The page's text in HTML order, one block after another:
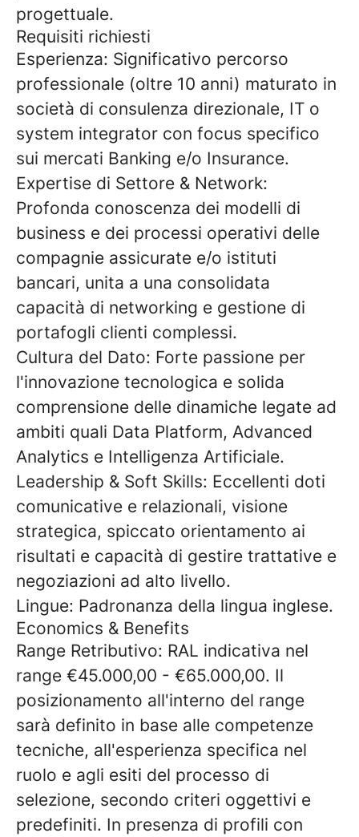
progettuale.
Requisiti richiesti
Esperienza: Significativo percorso
professionale (oltre 10 anni) maturato in
società di consulenza direzionale, IT o
system integrator con focus specifico
sui mercati Banking e/o Insurance.
Expertise di Settore & Network:
Profonda conoscenza dei modelli di
business e dei processi operativi delle
compagnie assicurate e/o istituti
bancari, unita a una consolidata
capacità di networking e gestione di
portafogli clienti complessi.
Cultura del Dato: Forte passione per
l'innovazione tecnologica e solida
comprensione delle dinamiche legate ad
ambiti quali Data Platform, Advanced
Analytics e Intelligenza Artificiale.
Leadership & Soft Skills: Eccellenti doti
comunicative e relazionali, visione
strategica, spiccato orientamento ai
risultati e capacità di gestire trattative e
negoziazioni ad alto livello.
Lingue: Padronanza della lingua inglese.
Economics & Benefits
Range Retributivo: RAL indicativa nel
range €45.000,00 - €65.000,00. Il
posizionamento all'interno del range
sarà definito in base alle competenze
tecniche, all'esperienza specifica nel
ruolo e agli esiti del processo di
selezione, secondo criteri oggettivi e
predefiniti. In presenza di profili con